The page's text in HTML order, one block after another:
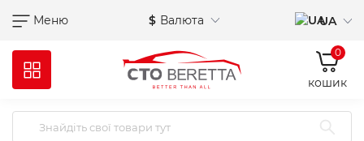
Меню $ Валюта UA
0
кошик